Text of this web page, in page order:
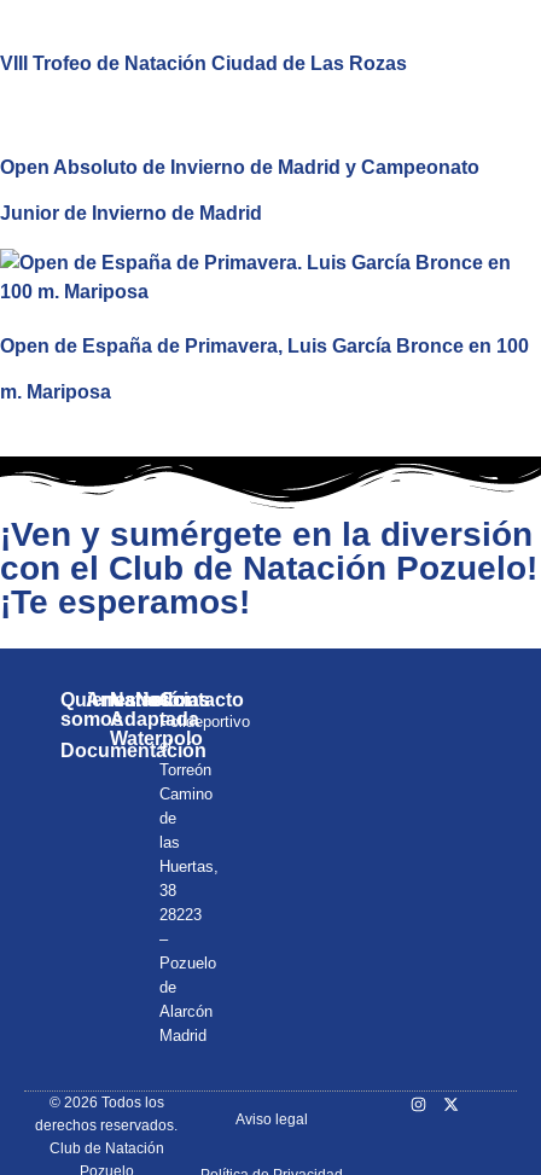
VIII Trofeo de Natación Ciudad de Las Rozas
Open Absoluto de Invierno de Madrid y Campeonato
Junior de Invierno de Madrid
Open de España de Primavera, Luis García Bronce en 100
m. Mariposa
¡Ven y sumérgete en la diversión
con el Club de Natación Pozuelo!
¡Te esperamos!
Quienes
somos
Documentación
Anuarios
Natación
Adaptada
Waterpolo
Noticias
Contacto
Polideportivo
el
Torreón
Camino
de
las
Huertas,
38
28223
–
Pozuelo
de
Alarcón
Madrid
© 2026 Todos los
derechos reservados.
Club de Natación
Pozuelo
Aviso legal